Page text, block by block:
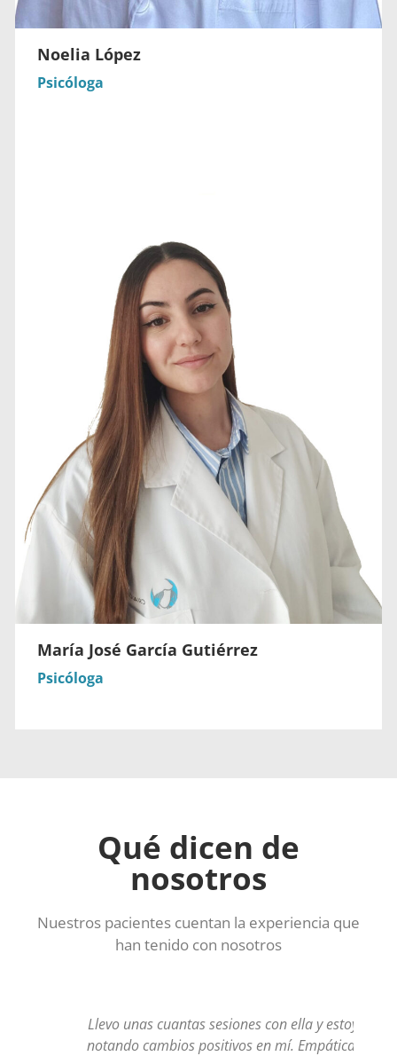
Noelia López
Psicóloga
María José García Gutiérrez
Psicóloga
Qué dicen de
nosotros
Nuestros pacientes cuentan la experiencia que
han tenido con nosotros
Llevo unas cuantas sesiones con ella y estoy
notando cambios positivos en mí. Empática,